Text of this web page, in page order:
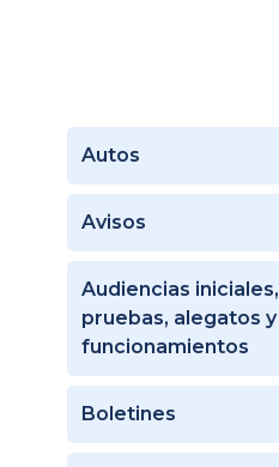
Autos
Avisos
Audiencias iniciales,
pruebas, alegatos y
funcionamientos
Boletines